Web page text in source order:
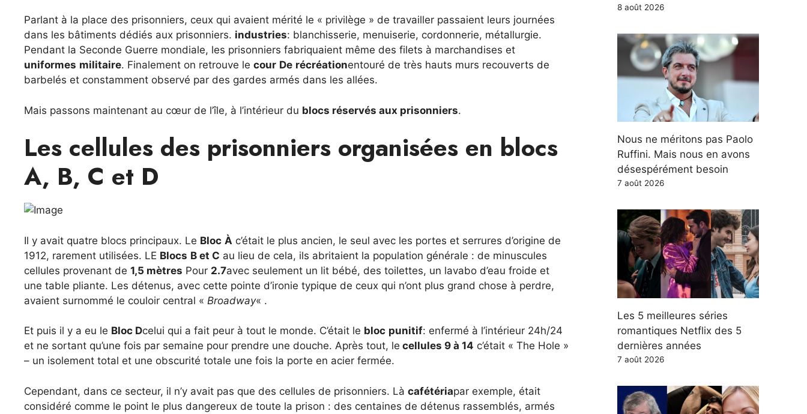
Parlant à la place des prisonniers, ceux qui avaient mérité le « privilège » de travailler passaient leurs journées
dans les bâtiments dédiés aux prisonniers. industries: blanchisserie, menuiserie, cordonnerie, métallurgie.
Pendant la Seconde Guerre mondiale, les prisonniers fabriquaient même des filets à marchandises et
uniformes militaire. Finalement on retrouve le cour De récréationentouré de très hauts murs recouverts de
barbelés et constamment observé par des gardes armés dans les allées.
Mais passons maintenant au cœur de l’île, à l’intérieur du blocs réservés aux prisonniers.
Les cellules des prisonniers organisées en blocs
A, B, C et D
Il y avait quatre blocs principaux. Le Bloc À c’était le plus ancien, le seul avec les portes et serrures d’origine de
1912, rarement utilisées. LE Blocs B et C au lieu de cela, ils abritaient la population générale : de minuscules
cellules provenant de 1,5 mètres Pour 2.7avec seulement un lit bébé, des toilettes, un lavabo d’eau froide et
une table pliante. Les détenus, avec cette pointe d’ironie typique de ceux qui n’ont plus grand chose à perdre,
avaient surnommé le couloir central « Broadway« .
Et puis il y a eu le Bloc Dcelui qui a fait peur à tout le monde. C’était le bloc punitif: enfermé à l’intérieur 24h/24
et ne sortant qu’une fois par semaine pour prendre une douche. Après tout, le cellules 9 à 14 c’était « The Hole »
– un isolement total et une obscurité totale une fois la porte en acier fermée.
Cependant, dans ce secteur, il n’y avait pas que des cellules de prisonniers. Là cafétériapar exemple, était
considéré comme le point le plus dangereux de toute la prison : des centaines de détenus rassemblés, armés
8 août 2026
Nous ne méritons pas Paolo
Ruffini. Mais nous en avons
désespérément besoin
7 août 2026
Les 5 meilleures séries
romantiques Netflix des 5
dernières années
7 août 2026